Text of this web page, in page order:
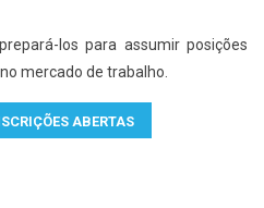
los para assumir posições
mercado de trabalho.
ABERTAS